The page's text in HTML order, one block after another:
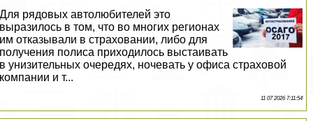
Для рядовых автолюбителей это
выразилось в том, что во многих регионах
им отказывали в страховании, либо для
получения полиса приходилось выстаивать
в унизительных очередях, ночевать у офиса страховой
компании и т...
11 07 2026 7:11:54